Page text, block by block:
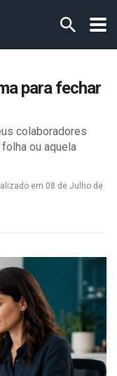
para fechar
colaboradores
ou aquela
em 08 de Julho de